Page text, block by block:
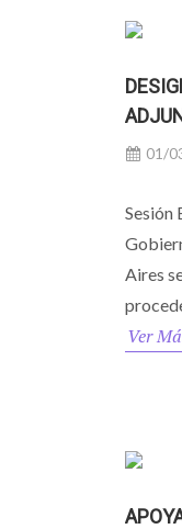
01/
Sesión
Aires
Ver